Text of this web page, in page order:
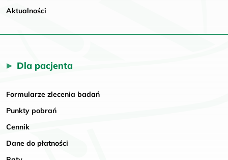
Aktualności
Dla pacjenta
Formularze zlecenia badań
Punkty pobrań
Cennik
Dane do płatności